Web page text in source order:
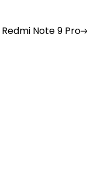
Redmi Note 9 Pro